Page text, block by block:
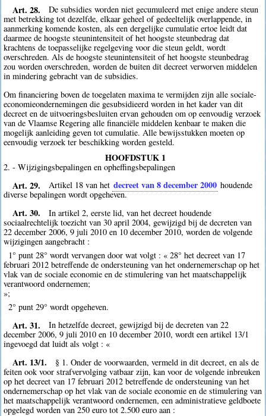
Art. 28.
De subsidies worden niet gecumuleerd met enige andere steun
met betrekking tot dezelfde, elkaar geheel of gedeeltelijk overlappende, in
aanmerking komende kosten, als een dergelijke cumulatie ertoe leidt dat
daarmee de hoogste steunintensiteit of het hoogste steunbedrag dat
krachtens de toepasselijke regelgeving voor die steun geldt, wordt
overschreden. Als de hoogste steunintensiteit of het hoogste steunbedrag
zou worden overschreden, worden de buiten dit decreet verworven middelen
in mindering gebracht van de subsidies.
Om financiering boven de toegelaten maxima te vermijden zijn alle sociale-
economieondernemingen die gesubsidieerd worden in het kader van dit
decreet en de uitvoeringsbesluiten ervan gehouden om op eenvoudig verzoek
van de Vlaamse Regering alle financiële middelen kenbaar te maken die
mogelijk aanleiding geven tot cumulatie. Alle bewijsstukken moeten op
eenvoudig verzoek ter beschikking worden gesteld.
HOOFDSTUK 1
2. - Wijzigingsbepalingen en opheffingsbepalingen
Art. 29. Artikel 18 van het decreet van 8 december 2000 houdende
diverse bepalingen wordt opgeheven.
Art. 30.
In artikel 2, eerste lid, van het decreet houdende
sociaalrechtelijk toezicht van 30 april 2004, gewijzigd bij de decreten van
22 december 2006, 9 juli 2010 en 10 december 2010, worden de volgende
wijzigingen aangebracht :
1° punt 28° wordt vervangen door wat volgt : « 28° het decreet van 17
februari 2012 betreffende de ondersteuning van het ondernemerschap op het
vlak van de sociale economie en de stimulering van het maatschappelijk
verantwoord ondernemen;
»;
2° punt 29° wordt opgeheven.
Art. 31.
In hetzelfde decreet, gewijzigd bij de decreten van 22
december 2006, 9 juli 2010 en 10 december 2010, wordt een artikel 13/1
ingevoegd dat luidt als volgt : «
Art. 13/1.
§ 1. Onder de voorwaarden, vermeld in dit decreet, en als de
feiten ook voor strafvervolging vatbaar zijn, kan voor de volgende inbreuken
op het decreet van 17 februari 2012 betreffende de ondersteuning van het
ondernemerschap op het vlak van de sociale economie en de stimulering van
het maatschappelijk verantwoord ondernemen, een administratieve geldboete
opgelegd worden van 250 euro tot 2.500 euro aan :